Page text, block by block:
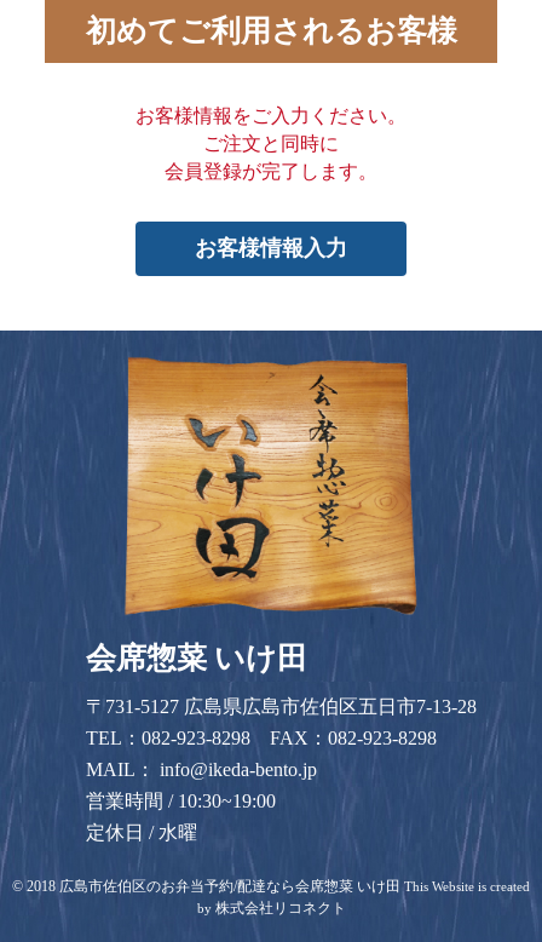
初めてご利用されるお客様
お客様情報をご入力ください。
ご注文と同時に
会員登録が完了します。
お客様情報入力
会席惣菜 いけ田
〒731-5127 広島県広島市佐伯区五日市7-13-28
TEL：082-923-8298 FAX：082-923-8298
MAIL：info@ikeda-bento.jp
営業時間 / 10:30~19:00
定休日 / 水曜
© 2018 広島市佐伯区のお弁当予約/配達なら会席惣菜 いけ田 This Website is created
by 株式会社リコネクト